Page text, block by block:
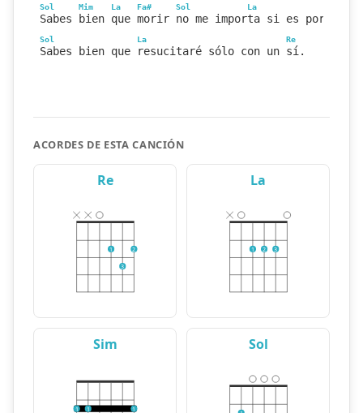
Sol Mim La Fa# Sol La
Sabes bien que morir no me importa si es por tiii.
Sol La Re
Sabes bien que resucitaré sólo con un sí.
ACORDES DE ESTA CANCIÓN
Re
1
3
2
La
1 2 3
Sim
1 1 1
Sol